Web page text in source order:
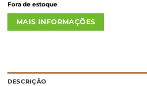
Fora de estoque
MAIS INFORMAÇÕES
DESCRIÇÃO